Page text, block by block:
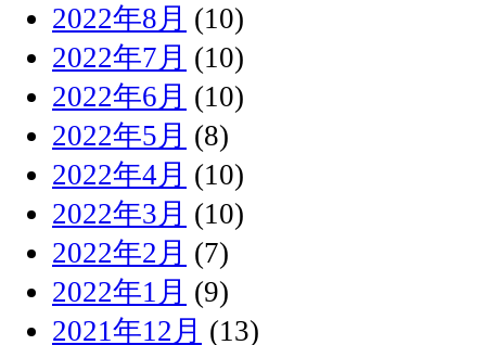
2022年8月 (10)
2022年7月 (10)
2022年6月 (10)
2022年5月 (8)
2022年4月 (10)
2022年3月 (10)
2022年2月 (7)
2022年1月 (9)
2021年12月 (13)